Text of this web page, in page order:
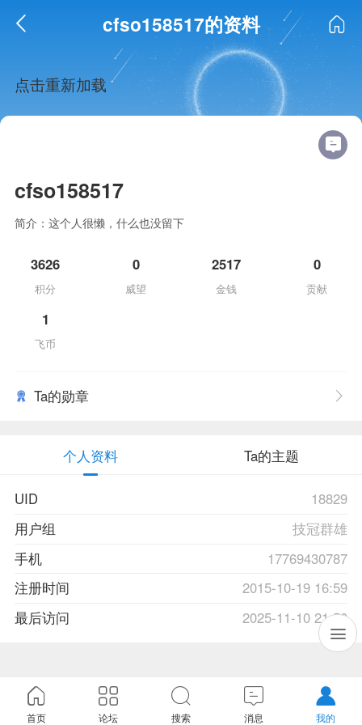
cfso158517的资料
点击重新加载
cfso158517
简介：这个人很懒，什么也没留下
3626
积分
0
威望
2517
金钱
0
贡献
1
飞币
Ta的勋章
个人资料 Ta的主题
UID
18829
用户组
技冠群雄
手机
17769430787
注册时间
2015-10-19 16:59
最后访问
2025-11-10 21:50
首页 论坛 搜索 消息 我的